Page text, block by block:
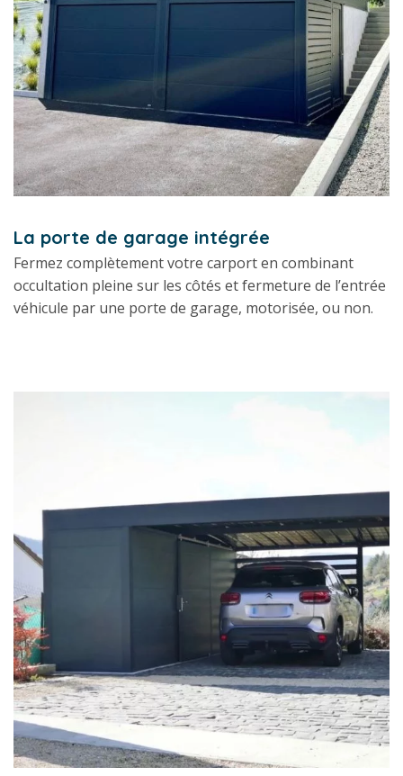
La porte de garage intégrée
Fermez complètement votre carport en combinant
occultation pleine sur les côtés et fermeture de l’entrée
véhicule par une porte de garage, motorisée, ou non.